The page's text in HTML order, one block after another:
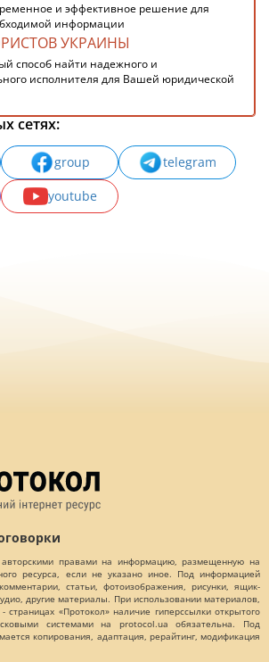
и эффективное решение для
информации
УКРАИНЫ
способ найти надежного и
исполнителя для Вашей юридической
сетях:
group
telegram
youtube
авторскими правами на информацию, размещенную на
ресурса, если не указано иное. Под информацией
статьи, фотоизображения, рисунки, ящик-
другие материалы. При использовании материалов,
«Протокол» наличие гиперссылки открытого
системами на protocol.ua обязательна. Под
копирования, адаптация, рерайтинг, модификация